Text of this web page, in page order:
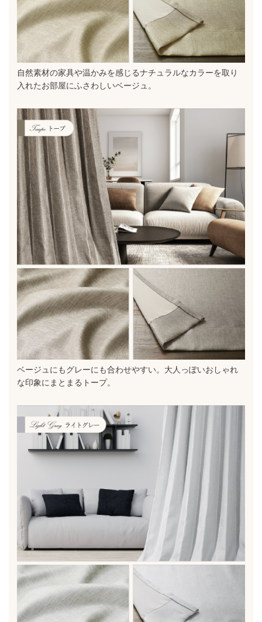
自然素材の家具や温かみを感じるナチュラルなカラーを取り
入れたお部屋にふさわしいベージュ。
ベージュにもグレーにも合わせやすい。大人っぽいおしゃれ
な印象にまとまるトープ。